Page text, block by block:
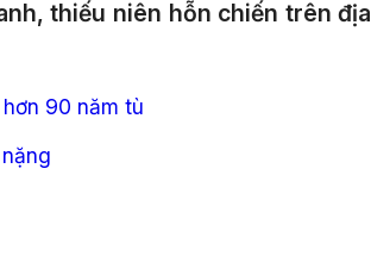
thiếu niên hỗn chiến trên
90 năm tù